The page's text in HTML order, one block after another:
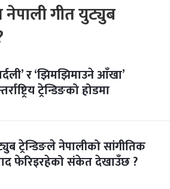
गीत युट्युब
र ‘झिमझिमाउने आँखा’
ट्रेन्डिङको होडमा
ट्रेन्डिङले नेपालीको सांगीतिक
फेरिइरहेको संकेत देखाउँछ ?